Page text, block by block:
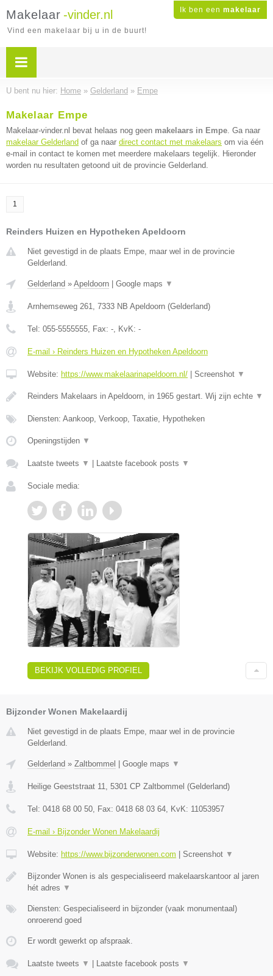
Ik ben een makelaar
Makelaar -vinder.nl
Vind een makelaar bij u in de buurt!
U bent nu hier: Home » Gelderland » Empe
Makelaar Empe
Makelaar-vinder.nl bevat helaas nog geen makelaars in Empe. Ga naar
makelaar Gelderland of ga naar direct contact met makelaars om via één
e-mail in contact te komen met meerdere makelaars tegelijk. Hieronder
worden nu resultaten getoond uit de provincie Gelderland.
1
Reinders Huizen en Hypotheken Apeldoorn
Niet gevestigd in de plaats Empe, maar wel in de provincie
Gelderland.
Gelderland » Apeldoorn Google maps ▼
Arnhemseweg 261, 7333 NB Apeldoorn (Gelderland)
Tel: 055-5555555, Fax: -, KvK: -
E-mail › Reinders Huizen en Hypotheken Apeldoorn
Website: https://www.makelaarinapeldoorn.nl/ Screenshot ▼
Reinders Makelaars in Apeldoorn, in 1965 gestart. Wij zijn echte ▼
Diensten: Aankoop, Verkoop, Taxatie, Hypotheken
Openingstijden ▼
Laatste tweets ▼ Laatste facebook posts ▼
Sociale media:
BEKIJK VOLLEDIG PROFIEL
Bijzonder Wonen Makelaardij
Niet gevestigd in de plaats Empe, maar wel in de provincie
Gelderland.
Gelderland » Zaltbommel | Google maps ▼
Heilige Geeststraat 11 5301 CP Zaltbommel (Gelderland)
Tel: 0418 68 00 50 , Fax: 0418 68 03 64 , KvK: 11053957
E-mail › Bijzonder Wonen Makelaardij
Website: https://www.bijzonderwonen.com | Screenshot ▼
Bijzonder Wonen is als gespecialiseerd makelaarskantoor al jaren
hét adres ▼
Diensten: Gespecialiseerd in bijzonder (vaak monumentaal)
onroerend goed
Er wordt gewerkt op afspraak.
Laatste tweets ▼ | Laatste facebook posts ▼